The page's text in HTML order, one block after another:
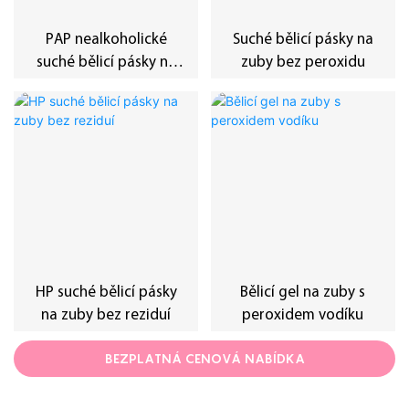
PAP nealkoholické
suché bělicí pásky na
Suché bělicí pásky na
zuby bez peroxidu
HP suché bělicí pásky
na zuby bez reziduí
Bělicí gel na zuby s
peroxidem vodíku
BEZPLATNÁ CENOVÁ NABÍDKA